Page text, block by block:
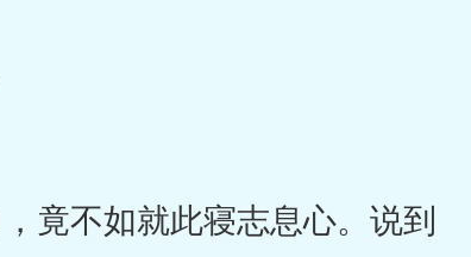
竟不如就此寝志息心。说到